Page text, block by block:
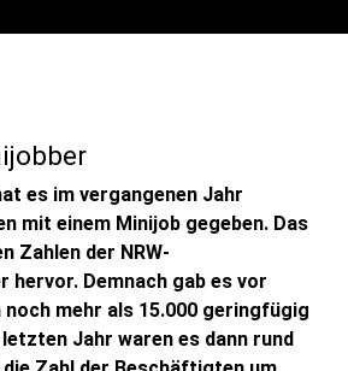
es im vergangenen Jahr
mit einem Minijob gegeben. Das
Zahlen der NRW-
hervor. Demnach gab es vor
noch mehr als 15.000 geringfügig
Jahr waren es dann rund